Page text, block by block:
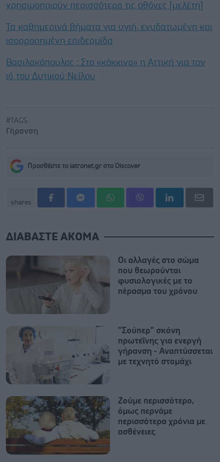
χρησιμοποιούν περισσότερο τις οθόνες [μελέτη]
Τα καθημερινά βήματα για υγιή, ενυδατωμένη και
ισορροπημένη επιδερμίδα
Βασιλακόπουλος : Στο «κόκκινο» η Αττική για τον
ιό του Δυτικού Νείλου
#TAGS
Γήρανση
Προσθέστε το iatronet.gr στο Discover
shares
ΔΙΑΒΑΣΤΕ ΑΚΟΜΑ
Οι αλλαγές στο σώμα
που θεωρούνται
φυσιολογικές με το
πέρασμα του χρόνου
"Σούπερ" σκόνη
πρωτεΐνης για ενεργή
γήρανση - Αναπτύσσεται
με τεχνητό στομάχι
Ζούμε περισσότερο,
όμως περνάμε
περισσότερα χρόνια με
ασθένειες